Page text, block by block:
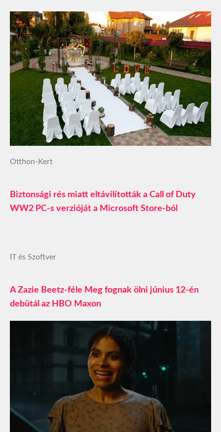
Otthon-Kert
Biztonsági rés miatt eltávilították a Call of Duty
WW2 PC-s verzióját a Microsoft Store-ból
IT és Szoftver
A Zazie Beetz-féle Meg fognak ölni június 12-én
debütál az HBO Maxon